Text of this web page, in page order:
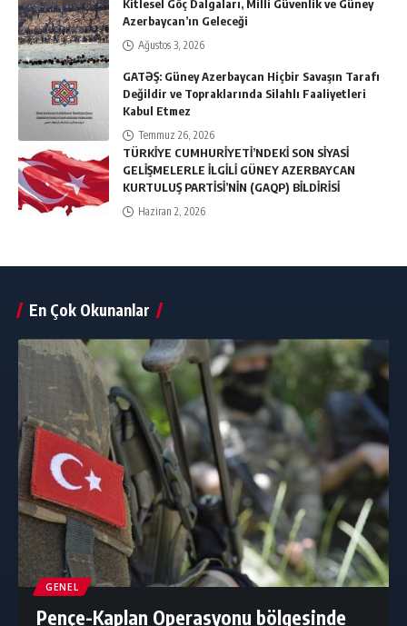
Kitlesel Göç Dalgaları, Milli Güvenlik ve Güney
Azerbaycan’ın Geleceği
Ağustos 3, 2026
GATƏŞ: Güney Azerbaycan Hiçbir Savaşın Tarafı
Değildir ve Topraklarında Silahlı Faaliyetleri
Kabul Etmez
Temmuz 26, 2026
TÜRKİYE CUMHURİYETİ’NDEKİ SON SİYASİ
GELİŞMELERLE İLGİLİ GÜNEY AZERBAYCAN
KURTULUŞ PARTİSİ’NİN (GAQP) BİLDİRİSİ
Haziran 2, 2026
En Çok Okunanlar
GENEL
Pençe-Kaplan Operasyonu bölgesinde